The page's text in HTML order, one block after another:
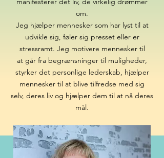
om.
Jeg hjælper mennesker som har lyst til at
udvikle sig, føler sig presset eller er
stressramt. Jeg motivere mennesker til
at går fra begrænsninger til muligheder,
styrker det personlige lederskab, hjælper
mennesker til at blive tilfredse med sig
selv, deres liv og hjælper dem til at nå deres
mål.